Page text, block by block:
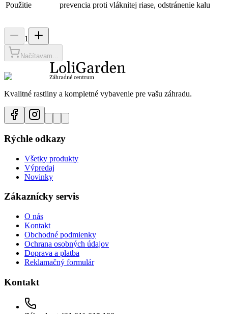
Použitie prevencia proti vláknitej riase, odstránenie kalu
1
Načítavam...
Kvalitné rastliny a kompletné vybavenie pre vašu záhradu.
Rýchle odkazy
Všetky produkty
Výpredaj
Novinky
Zákaznícky servis
O nás
Kontakt
Obchodné podmienky
Ochrana osobných údajov
Doprava a platba
Reklamačný formulár
Kontakt